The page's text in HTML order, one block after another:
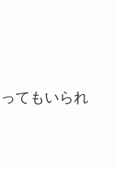
てもいられ